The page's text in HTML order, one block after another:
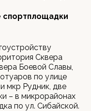
спортплощадки
Сквера
Боевой Славы,
по улице
мкр Рудник, две
– в микрорайонах
по ул. Сибайской.